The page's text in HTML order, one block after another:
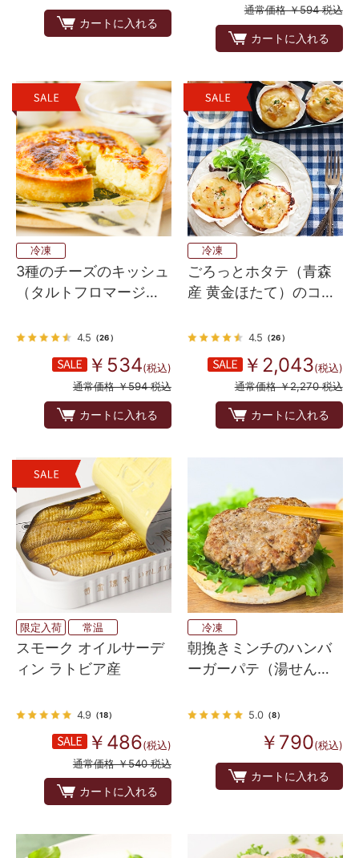
カートに入れる
通常価格 ￥594 税込
カートに入れる
冷凍
3種のチーズのキッシュ
（タルトフロマージュ
4.5 （26）
￥534(税込)
通常価格 ￥594 税込
カートに入れる
冷凍
ごろっとホタテ（青森
産 黄金ほたて）のコキ
入り
4.5 （26）
￥2,043(税込)
通常価格 ￥2,270 税込
カートに入れる
限定入荷 常温
スモーク オイルサーデ
ィン ラトビア産
4.9 （18）
￥486(税込)
通常価格 ￥540 税込
カートに入れる
冷凍
朝挽きミンチのハンバ
ーガーパテ（湯せんタ
5.0（8）
￥790(税込)
カートに入れる